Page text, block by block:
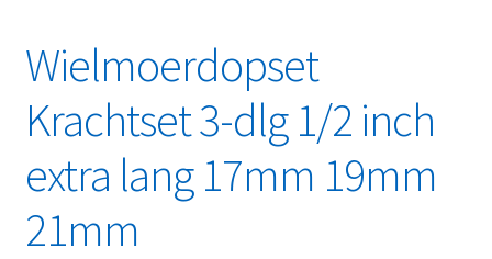
Videos
Winkelwagen
Wielmoerdopset
Krachtset 3-dlg 1/2 inch
extra lang 17mm 19mm
21mm